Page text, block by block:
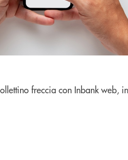
freccia con Inbank web,